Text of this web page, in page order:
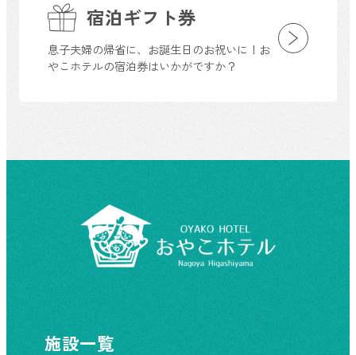
宿泊ギフト券
息子夫婦の帰省に、お誕生日のお祝いに！お
やこホテルの宿泊券はいかがですか？
施設一覧